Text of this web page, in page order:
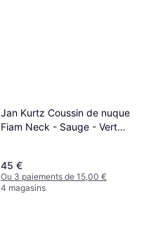
Jan Kurtz Coussin de nuque
Fiam Neck - Sauge - Vert
45 €
Ou 3 paiements de 15,00 €
4 magasins